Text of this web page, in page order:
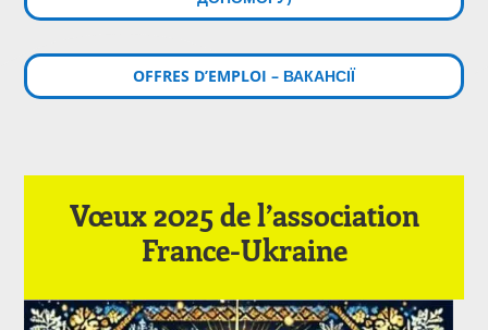
OFFRES D’EMPLOI – ВАКАНСІЇ
Vœux 2025 de l’association
France-Ukraine